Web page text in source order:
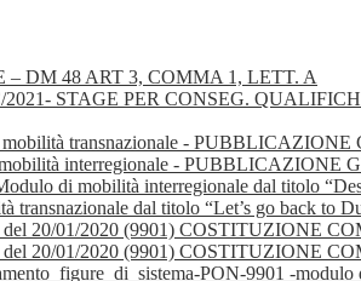
– DM 48 ART 3, COMMA 1, LETT. A
STAGE PER CONSEG.
mobilità transnazionale -
interregionale -
di mobilità interregionale dal titolo
transnazionale dal titolo “Let’s go
del 20/01/2020 (9901) COSTITUZIONE
del 20/01/2020 (9901) COSTITUZIONE
PON-9901 -modulo